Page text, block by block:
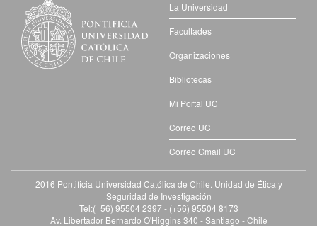
La Universidad
Facultades
Organizaciones
Bibliotecas
Mi Portal UC
Correo UC
Correo Gmail UC
2016 Pontificia Universidad Católica de Chile. Unidad de Ética y
Seguridad de Investigación
Tel:(+56) 95504 2397 - (+56) 95504 8173
Av. Libertador Bernardo O'Higgins 340 - Santiago - Chile